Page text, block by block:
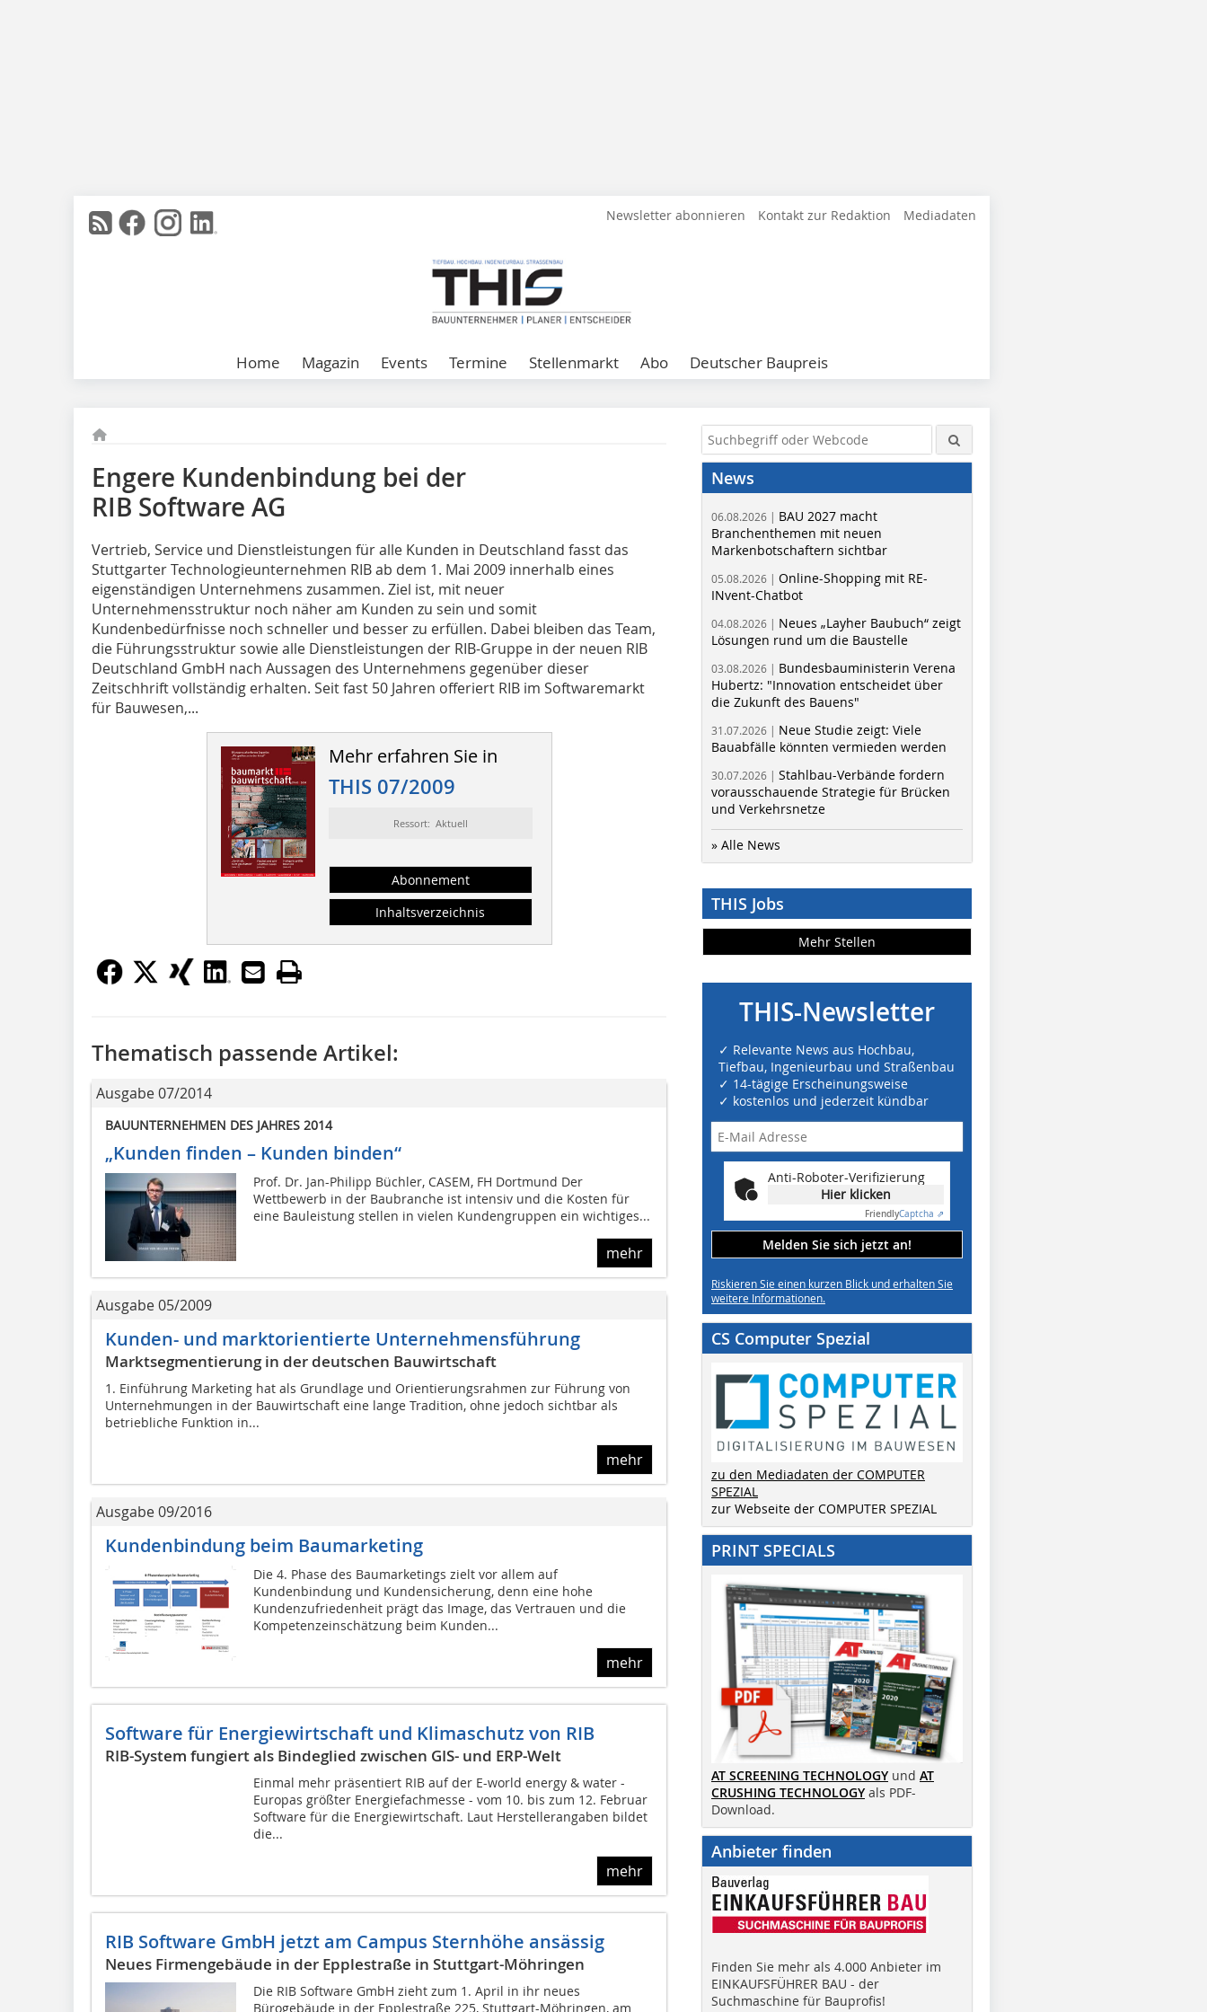
Newsletter abonnieren Kontakt zur Redaktion Mediadaten
Home Magazin Events Termine Stellenmarkt Abo Deutscher Baupreis
Engere Kundenbindung bei der
RIB Software AG
Vertrieb, Service und Dienstleistungen für alle Kunden in Deutschland fasst das
Stuttgarter Technologieunternehmen RIB ab dem 1. Mai 2009 innerhalb eines
eigenständigen Unternehmens zusammen. Ziel ist, mit neuer
Unternehmensstruktur noch näher am Kunden zu sein und somit
Kundenbedürfnisse noch schneller und besser zu erfüllen. Dabei bleiben das Team,
die Führungsstruktur sowie alle Dienstleistungen der RIB-Gruppe in der neuen RIB
Deutschland GmbH nach Aussagen des Unternehmens gegenüber dieser
Zeitschhrift vollständig erhalten. Seit fast 50 Jahren offeriert RIB im Softwaremarkt
für Bauwesen,...
Mehr erfahren Sie in
THIS 07/2009
Ressort: Aktuell
Abonnement
Inhaltsverzeichnis
Thematisch passende Artikel:
Ausgabe 07/2014
BAUUNTERNEHMEN DES JAHRES 2014
„Kunden finden – Kunden binden“
Prof. Dr. Jan-Philipp Büchler, CASEM, FH Dortmund Der
Wettbewerb in der Baubranche ist intensiv und die Kosten für
eine Bauleistung stellen in vielen Kundengruppen ein wichtiges...
mehr
Ausgabe 05/2009
Kunden- und marktorientierte Unternehmensführung
Marktsegmentierung in der deutschen Bauwirtschaft
1. Einführung Marketing hat als Grundlage und Orientierungsrahmen zur Führung von
Unternehmungen in der Bauwirtschaft eine lange Tradition, ohne jedoch sichtbar als
betriebliche Funktion in...
mehr
Ausgabe 09/2016
Kundenbindung beim Baumarketing
Die 4. Phase des Baumarketings zielt vor allem auf
Kundenbindung und Kundensicherung, denn eine hohe
Kundenzufriedenheit prägt das Image, das Vertrauen und die
Kompetenzeinschätzung beim Kunden...
mehr
Software für Energiewirtschaft und Klimaschutz von RIB
RIB-System fungiert als Bindeglied zwischen GIS- und ERP-Welt
Einmal mehr präsentiert RIB auf der E-world energy & water -
Europas größter Energiefachmesse - vom 10. bis zum 12. Februar
Software für die Energiewirtschaft. Laut Herstellerangaben bildet
die...
mehr
RIB Software GmbH jetzt am Campus Sternhöhe ansässig
Neues Firmengebäude in der Epplestraße in Stuttgart-Möhringen
Die RIB Software GmbH zieht zum 1. April in ihr neues
Bürogebäude in der Epplestraße 225, Stuttgart-Möhringen, am
News
06.08.2026 | BAU 2027 macht
Branchenthemen mit neuen
Markenbotschaftern sichtbar
05.08.2026 | Online-Shopping mit RE-
INvent-Chatbot
04.08.2026 | Neues „Layher Baubuch“ zeigt
Lösungen rund um die Baustelle
03.08.2026 | Bundesbauministerin Verena
Hubertz: "Innovation entscheidet über
die Zukunft des Bauens"
31.07.2026 | Neue Studie zeigt: Viele
Bauabfälle könnten vermieden werden
30.07.2026 | Stahlbau-Verbände fordern
vorausschauende Strategie für Brücken
und Verkehrsnetze
» Alle News
THIS Jobs
Mehr Stellen
THIS-Newsletter
✓ Relevante News aus Hochbau,
Tiefbau, Ingenieurbau und Straßenbau
✓ 14-tägige Erscheinungsweise
✓ kostenlos und jederzeit kündbar
Anti-Roboter-Verifizierung
Hier klicken
FriendlyCaptcha ⇗
Melden Sie sich jetzt an!
Riskieren Sie einen kurzen Blick und erhalten Sie
weitere Informationen.
CS Computer Spezial
zu den Mediadaten der COMPUTER
SPEZIAL
zur Webseite der COMPUTER SPEZIAL
PRINT SPECIALS
AT SCREENING TECHNOLOGY und AT
CRUSHING TECHNOLOGY als PDF-
Download.
Anbieter finden
Finden Sie mehr als 4.000 Anbieter im
EINKAUFSFÜHRER BAU - der
Suchmaschine für Bauprofis!